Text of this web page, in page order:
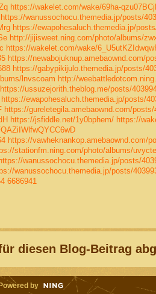
https://wakelet.com/wake/69ha-
https://wanussochocu.themedia.jp/posts/
https://ewapohesaluch.themedia.jp/
http://jijisweet.ning.com/photo/albums/
https://wakelet.com/wake/
https://newabojuknup.amebaownd.com/
https://gabypikijulo.themedia.jp/posts/
lnvscoam http://
https://ussuzejorith.theblog.me/posts/
https://ewapohesaluch.themedia.jp/posts/
https://gureletegila.amebaownd.com/posts/
https://jsfiddle.net/1y0bphem/ https://
https://vawheknankop.amebaownd.com/
stationfm.ning.com/photo/albums/
https://wanussochocu.themedia.jp/posts/
wanussochocu.themedia.jp/posts/
6686941
diesen Blog-Beitrag
by